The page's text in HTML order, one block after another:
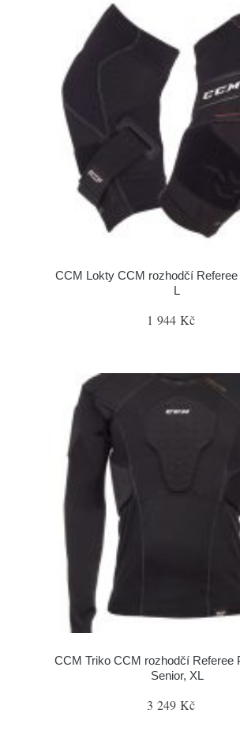
CCM Lokty CCM rozhodčí Referee
L
1 944 Kč
CCM Triko CCM rozhodčí Referee
Senior, XL
3 249 Kč